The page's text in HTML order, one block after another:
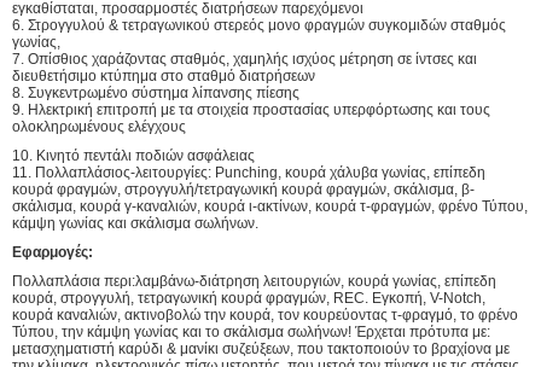
εγκαθίσταται, προσαρμοστές διατρήσεων παρεχόμενοι
6. Στρογγυλού & τετραγωνικού στερεός μονο φραγμών συγκομιδών σταθμός
γωνίας,
7. Οπίσθιος χαράζοντας σταθμός, χαμηλής ισχύος μέτρηση σε ίντσες και
διευθετήσιμο κτύπημα στο σταθμό διατρήσεων
8. Συγκεντρωμένο σύστημα λίπανσης πίεσης
9. Ηλεκτρική επιτροπή με τα στοιχεία προστασίας υπερφόρτωσης και τους
ολοκληρωμένους ελέγχους
10. Κινητό πεντάλι ποδιών ασφάλειας
11. Πολλαπλάσιος-λειτουργίες: Punching, κουρά χάλυβα γωνίας, επίπεδη
κουρά φραγμών, στρογγυλή/τετραγωνική κουρά φραγμών, σκάλισμα, β-
σκάλισμα, κουρά γ-καναλιών, κουρά ι-ακτίνων, κουρά τ-φραγμών, φρένο Τύπου,
κάμψη γωνίας και σκάλισμα σωλήνων.
Εφαρμογές:
Πολλαπλάσια περι:λαμβάνω-διάτρηση λειτουργιών, κουρά γωνίας, επίπεδη
κουρά, στρογγυλή, τετραγωνική κουρά φραγμών, REC. Εγκοπή, V-Notch,
κουρά καναλιών, ακτινοβολώ την κουρά, τον κουρεύοντας τ-φραγμό, το φρένο
Τύπου, την κάμψη γωνίας και το σκάλισμα σωλήνων! Έρχεται πρότυπα με:
μετασχηματιστή καρύδι & μανίκι συζεύξεων, που τακτοποιούν το βραχίονα με